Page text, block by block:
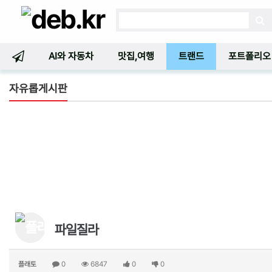
AI와 자동차 맛집,여행 트랜드 포트폴리오
자유롭게시판
파일질라
플래토 0 6847 0 0